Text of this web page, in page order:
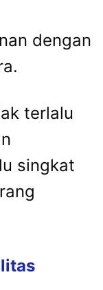
dengan
terlalu
singkat